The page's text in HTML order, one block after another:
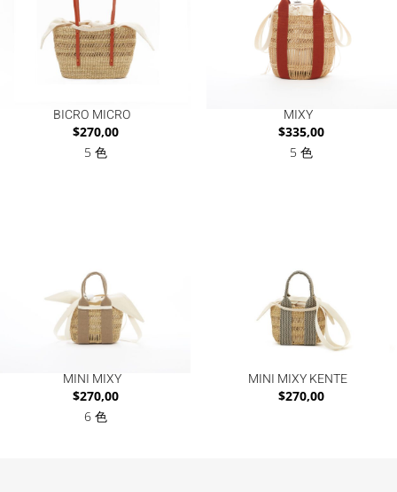
BICRO MICRO
$270,00
5 色
MIXY
$335,00
5 色
MINI MIXY
$270,00
6 色
MINI MIXY KENTE
$270,00